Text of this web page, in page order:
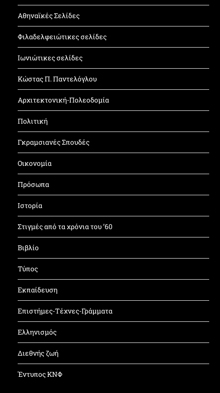
Αθηναϊκές Σελίδες
Φιλαδελφειώτικες σελίδες
Ιωνιώτικες σελίδες
Κώστας Π. Παντελόγλου
Αρχιτεκτονική-Πολεοδομία
Πολιτική
Γκραμσιανές Σπουδές
Οικονομία
Πρόσωπα
Ιστορία
Στιγμές από τα χρόνια του ’60
Βιβλίο
Τύπος
Εκπαίδευση
Επιστήμες-Τέχνες-Γράμματα
Ελληνισμός
Διεθνής ζωή
Έντυπος ΚΝΦ